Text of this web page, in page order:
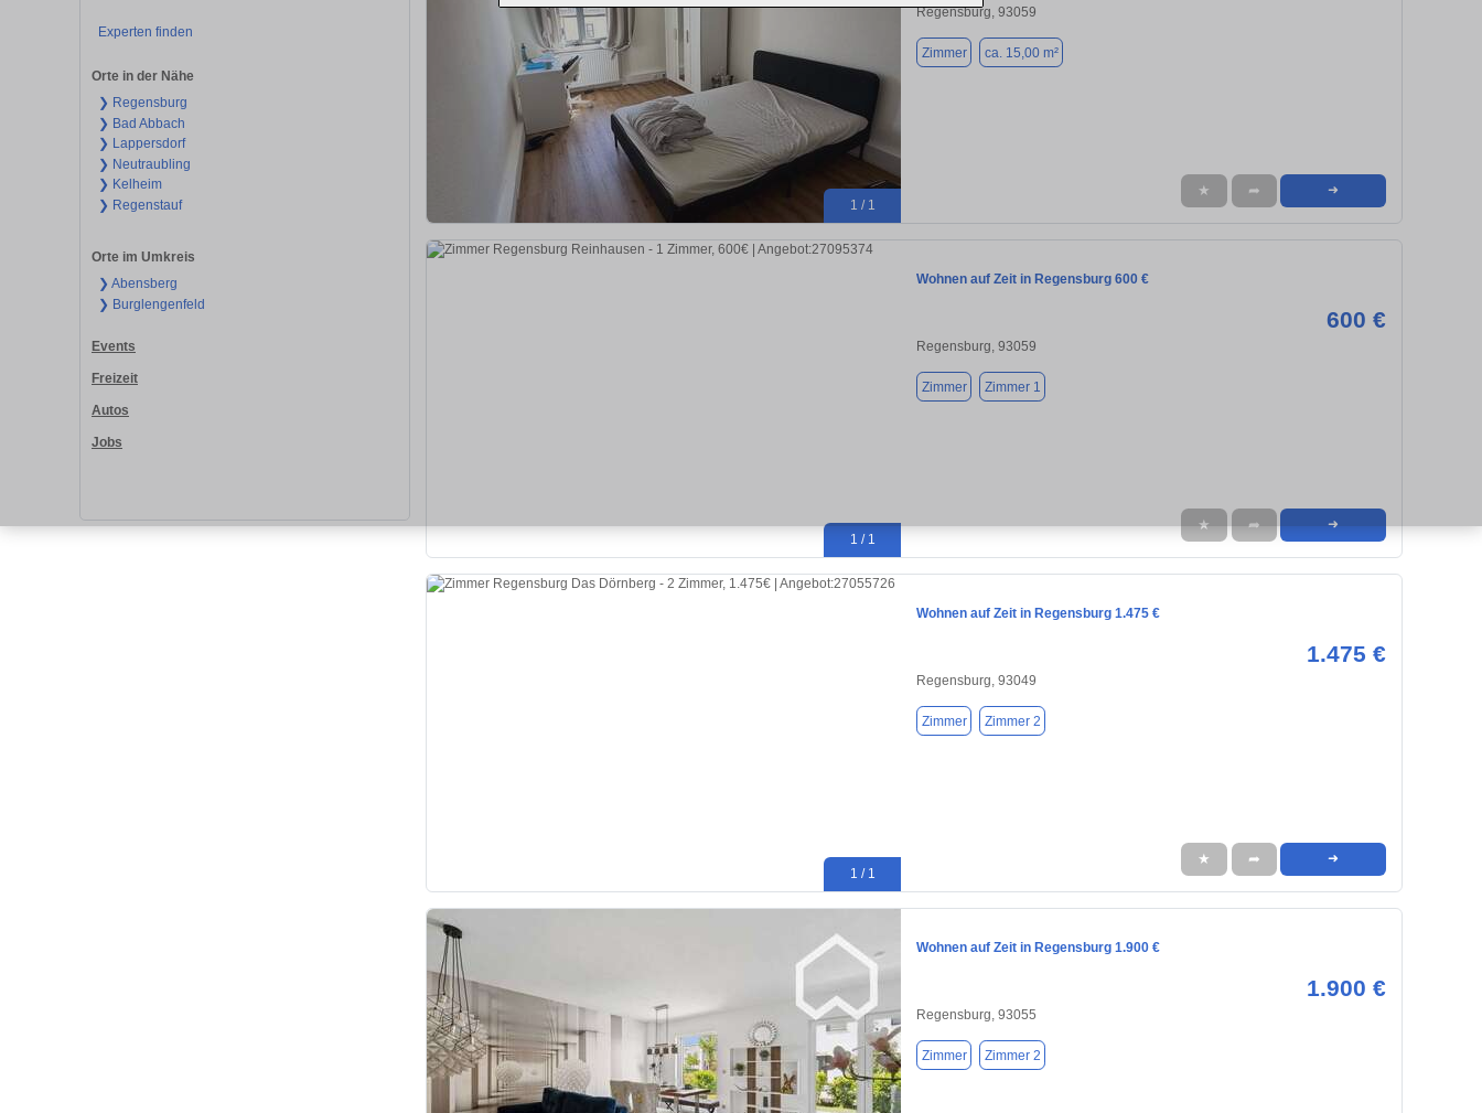
Experten finden
Orte in der Nähe
❯ Regensburg
❯ Bad Abbach
❯ Lappersdorf
❯ Neutraubling
❯ Kelheim
❯ Regenstauf
Orte im Umkreis
❯ Abensberg
❯ Burglengenfeld
Events
Freizeit
Autos
Jobs
1 / 1
Regensburg, 93059
Zimmer ca. 15,00 m²
★ ➦ ➜
1 / 1
Wohnen auf Zeit in Regensburg 600 €
600 €
Regensburg, 93059
Zimmer Zimmer 1
★ ➦ ➜
1 / 1
Wohnen auf Zeit in Regensburg 1.475 €
1.475 €
Regensburg, 93049
Zimmer Zimmer 2
★ ➦ ➜
Wohnen auf Zeit in Regensburg 1.900 €
1.900 €
Regensburg, 93055
Zimmer Zimmer 2